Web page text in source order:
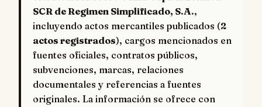
SCR de Regimen Simplificado, S.A.,
incluyendo actos mercantiles publicados (2
actos registrados), cargos mencionados en
fuentes oficiales, contratos públicos,
subvenciones, marcas, relaciones
documentales y referencias a fuentes
originales. La información se ofrece con